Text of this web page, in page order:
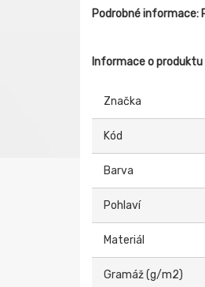
Podrobné informace:
Informace o produktu
Značka
Kód
Barva
Pohlaví
Materiál
Gramáž (g/m2)